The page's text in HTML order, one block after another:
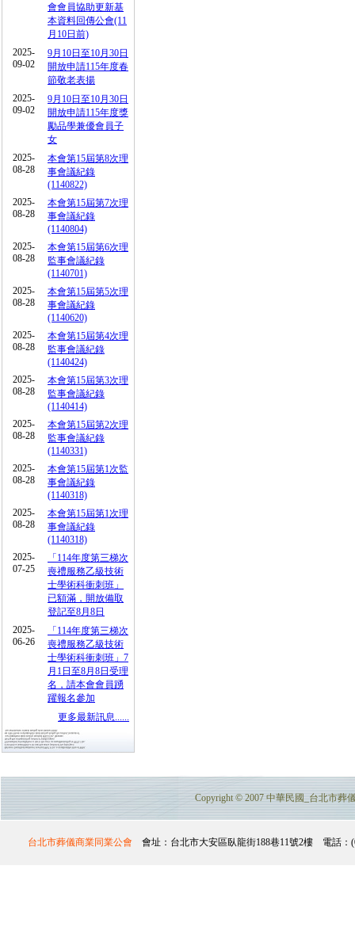
會會員協助更新基
本資料回傳公會(11
月10日前)
2025-
09-02
9月10日至10月30日
開放申請115年度春
節敬老表揚
2025-
09-02
9月10日至10月30日
開放申請115年度獎
勵品學兼優會員子
女
2025-
08-28
本會第15屆第8次理
事會議紀錄
(1140822)
2025-
08-28
本會第15屆第7次理
事會議紀錄
(1140804)
2025-
08-28
本會第15屆第6次理
監事會議紀錄
(1140701)
2025-
08-28
本會第15屆第5次理
事會議紀錄
(1140620)
2025-
08-28
本會第15屆第4次理
監事會議紀錄
(1140424)
2025-
08-28
本會第15屆第3次理
監事會議紀錄
(1140414)
2025-
08-28
本會第15屆第2次理
監事會議紀錄
(1140331)
2025-
08-28
本會第15屆第1次監
事會議紀錄
(1140318)
2025-
08-28
本會第15屆第1次理
事會議紀錄
(1140318)
2025-
07-25
「114年度第三梯次
喪禮服務乙級技術
士學術科衝刺班」
已額滿，開放備取
登記至8月8日
2025-
06-26
「114年度第三梯次
喪禮服務乙級技術
士學術科衝刺班」7
月1日至8月8日受理
名，請本會會員踴
躍報名參加
更多最新訊息......
Copyright © 2007 中華民國_台北市
台北市葬儀商業同業公會 會址：台北市大安區臥龍街188巷11號2樓 電話：